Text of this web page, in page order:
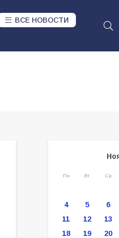
ВСЕ НОВОСТИ
Пн Вт Ср
4
5 6
11
12 13
18
19 20